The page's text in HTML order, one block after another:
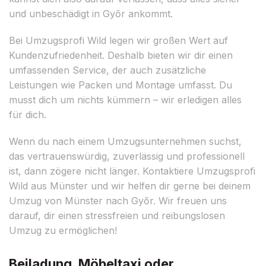
und unbeschädigt in Győr ankommt.
Bei Umzugsprofi Wild legen wir großen Wert auf
Kundenzufriedenheit. Deshalb bieten wir dir einen
umfassenden Service, der auch zusätzliche
Leistungen wie Packen und Montage umfasst. Du
musst dich um nichts kümmern – wir erledigen alles
für dich.
Wenn du nach einem Umzugsunternehmen suchst,
das vertrauenswürdig, zuverlässig und professionell
ist, dann zögere nicht länger. Kontaktiere Umzugsprofi
Wild aus Münster und wir helfen dir gerne bei deinem
Umzug von Münster nach Győr. Wir freuen uns
darauf, dir einen stressfreien und reibungslosen
Umzug zu ermöglichen!